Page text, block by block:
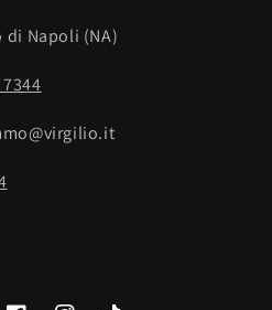
di Napoli (NA)